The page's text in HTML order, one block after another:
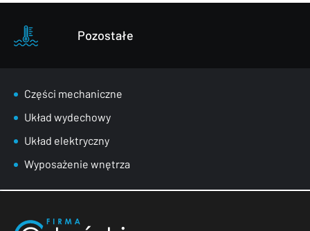
Pozostałe
Części mechaniczne
Układ wydechowy
Układ elektryczny
Wyposażenie wnętrza